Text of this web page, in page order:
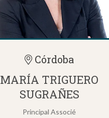
Córdoba
MARÍA TRIGUERO
SUGRAÑES
Principal Associé